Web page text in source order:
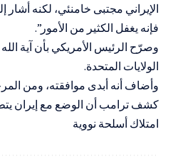
الإيراني مجتبى خامنئي، لكنه أشار
فإنه يغفل الكثير من الأمور”.
وصرّح الرئيس الأمريكي بأن آية
الولايات المتحدة.
وأضاف أنه أبدى موافقته، ومن
كشف ترامب أن الوضع مع إيران
امتلاك أسلحة نووية